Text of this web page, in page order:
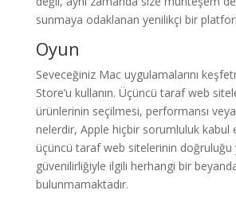
sunmaya odaklanan yenilikçi bir
Oyun
Seveceğiniz Mac uygulamalarını
Store’u kullanın. Üçüncü taraf web
ürünlerinin seçilmesi, performansı veya
nelerdir, Apple hiçbir sorumluluk kabul
üçüncü taraf web sitelerinin doğruluğu
güvenilirliğiyle ilgili herhangi bir
bulunmamaktadır.